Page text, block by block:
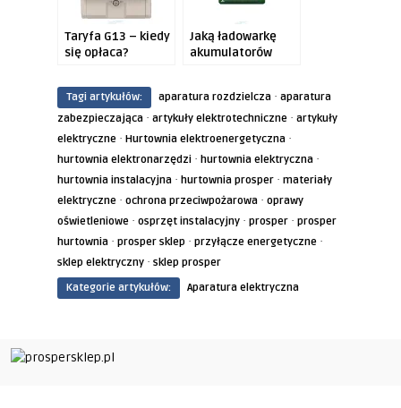
Taryfa G13 – kiedy
się opłaca?
Jaką ładowarkę
akumulatorów
Tagi artykułów: aparatura rozdzielcza · aparatura
zabezpieczająca · artykuły elektrotechniczne · artykuły
elektryczne · Hurtownia elektroenergetyczna ·
hurtownia elektronarzędzi · hurtownia elektryczna ·
hurtownia instalacyjna · hurtownia prosper · materiały
elektryczne · ochrona przeciwpożarowa · oprawy
oświetleniowe · osprzęt instalacyjny · prosper · prosper
hurtownia · prosper sklep · przyłącze energetyczne ·
sklep elektryczny · sklep prosper
Kategorie artykułów:
Aparatura elektryczna